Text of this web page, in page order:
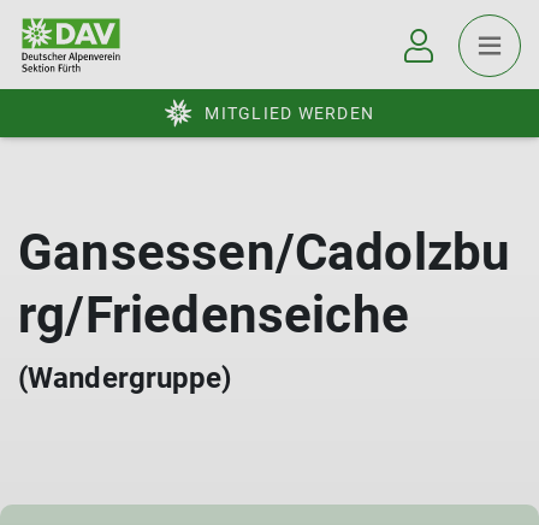
MITGLIED WERDEN
Gansessen/Cadolzbu
rg/Friedenseiche
(Wandergruppe)